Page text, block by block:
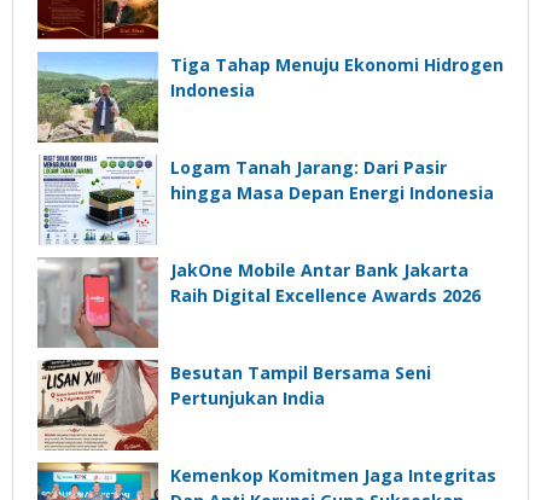
Tiga Tahap Menuju Ekonomi Hidrogen
Indonesia
Logam Tanah Jarang: Dari Pasir
hingga Masa Depan Energi Indonesia
JakOne Mobile Antar Bank Jakarta
Raih Digital Excellence Awards 2026
Besutan Tampil Bersama Seni
Pertunjukan India
Kemenkop Komitmen Jaga Integritas